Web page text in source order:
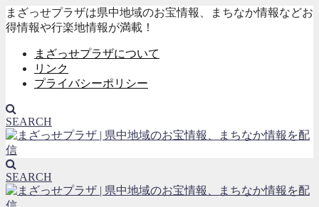
まざっせプラザは県中地域のお宝情報、まちなか情報などお
得情報や行楽地情報が満載！
まざっせプラザについて
リンク
プライバシーポリシー
SEARCH
SEARCH